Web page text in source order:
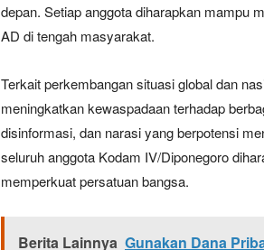
depan. Setiap anggota diharapkan mampu
AD di tengah masyarakat.
Terkait perkembangan situasi global dan
meningkatkan kewaspadaan terhadap
disinformasi, dan narasi yang berpotensi
seluruh anggota Kodam IV/Diponegoro
memperkuat persatuan bangsa.
Berita Lainnya Gunakan Dana